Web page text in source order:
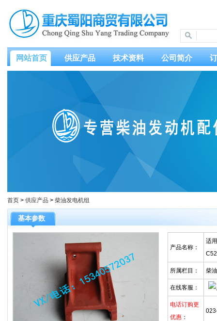
网站首页 供应产品 技术资料 公司简介
首页 > 供应产品 > 柴油发电机组
基本参数
产品名称：
适
所属栏目： 柴
在线客服：
电话订购更
优惠 ：